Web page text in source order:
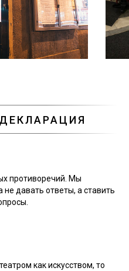
противоречий. Мы
не давать ответы, а ставить
как искусством, то